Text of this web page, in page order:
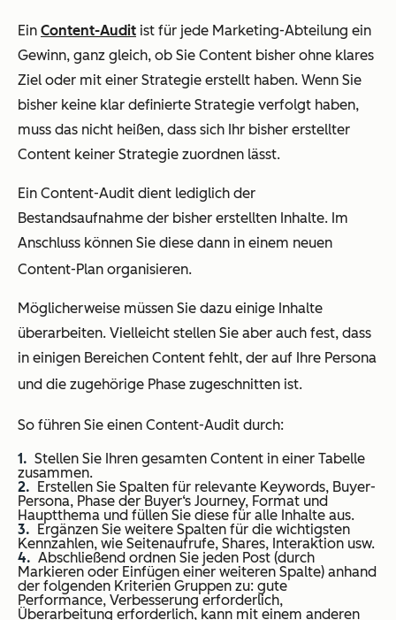
Ein Content-Audit ist für jede Marketing-Abteilung ein
Gewinn, ganz gleich, ob Sie Content bisher ohne klares
Ziel oder mit einer Strategie erstellt haben. Wenn Sie
bisher keine klar definierte Strategie verfolgt haben,
muss das nicht heißen, dass sich Ihr bisher erstellter
Content keiner Strategie zuordnen lässt.
Ein Content-Audit dient lediglich der
Bestandsaufnahme der bisher erstellten Inhalte. Im
Anschluss können Sie diese dann in einem neuen
Content-Plan organisieren.
Möglicherweise müssen Sie dazu einige Inhalte
überarbeiten. Vielleicht stellen Sie aber auch fest, dass
in einigen Bereichen Content fehlt, der auf Ihre Persona
und die zugehörige Phase zugeschnitten ist.
So führen Sie einen Content-Audit durch:
Stellen Sie Ihren gesamten Content in einer Tabelle
zusammen.
Erstellen Sie Spalten für relevante Keywords, Buyer-
Persona, Phase der Buyer‘s Journey, Format und
Hauptthema und füllen Sie diese für alle Inhalte aus.
Ergänzen Sie weitere Spalten für die wichtigsten
Kennzahlen, wie Seitenaufrufe, Shares, Interaktion usw.
Abschließend ordnen Sie jeden Post (durch
Markieren oder Einfügen einer weiteren Spalte) anhand
der folgenden Kriterien Gruppen zu: gute
Performance, Verbesserung erforderlich,
Überarbeitung erforderlich, kann mit einem anderen